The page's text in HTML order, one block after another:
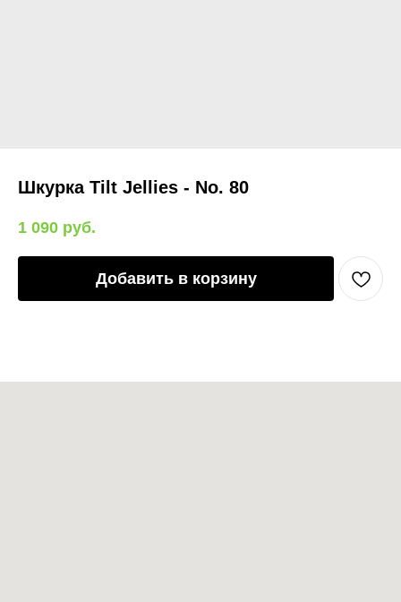
Шкурка Tilt Jellies - No. 80
1 090 руб.
Добавить в корзину